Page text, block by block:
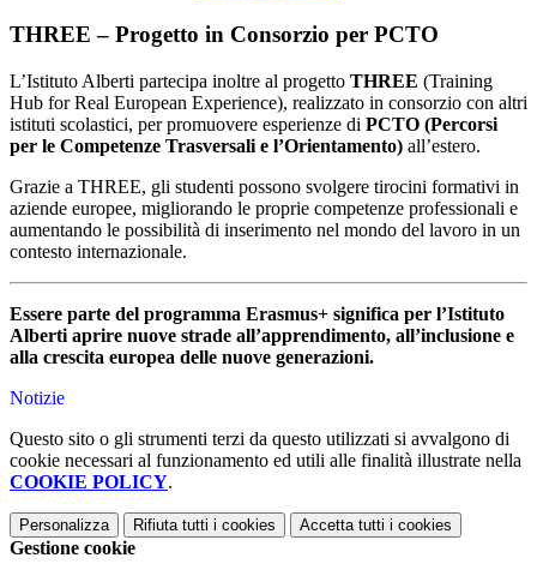
THREE – Progetto in Consorzio per PCTO
L’Istituto Alberti partecipa inoltre al progetto THREE (Training
Hub for Real European Experience), realizzato in consorzio con altri
istituti scolastici, per promuovere esperienze di PCTO (Percorsi
per le Competenze Trasversali e l’Orientamento) all’estero.
Grazie a THREE, gli studenti possono svolgere tirocini formativi in
aziende europee, migliorando le proprie competenze professionali e
aumentando le possibilità di inserimento nel mondo del lavoro in un
contesto internazionale.
Essere parte del programma Erasmus+ significa per l’Istituto
Alberti aprire nuove strade all’apprendimento, all’inclusione e
alla crescita europea delle nuove generazioni.
Notizie
Questo sito o gli strumenti terzi da questo utilizzati si avvalgono di
cookie necessari al funzionamento ed utili alle finalità illustrate nella
COOKIE POLICY.
Personalizza Rifiuta tutti i cookies Accetta tutti i cookies
Gestione cookie